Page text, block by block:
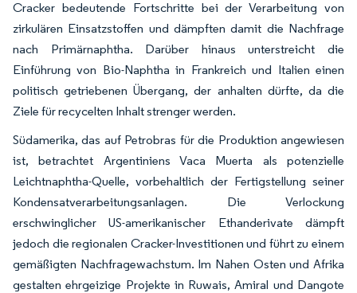
Cracker bedeutende Fortschritte bei der Verarbeitung von
zirkulären Einsatzstoffen und dämpften damit die Nachfrage
nach Primärnaphtha. Darüber hinaus unterstreicht die
Einführung von Bio-Naphtha in Frankreich und Italien einen
politisch getriebenen Übergang, der anhalten dürfte, da die
Ziele für recycelten Inhalt strenger werden.
Südamerika, das auf Petrobras für die Produktion angewiesen
ist, betrachtet Argentiniens Vaca Muerta als potenzielle
Leichtnaphtha-Quelle, vorbehaltlich der Fertigstellung seiner
Kondensatverarbeitungsanlagen. Die Verlockung
erschwinglicher US-amerikanischer Ethanderivate dämpft
jedoch die regionalen Cracker-Investitionen und führt zu einem
gemäßigten Nachfragewachstum. Im Nahen Osten und Afrika
gestalten ehrgeizige Projekte in Ruwais, Amiral und Dangote